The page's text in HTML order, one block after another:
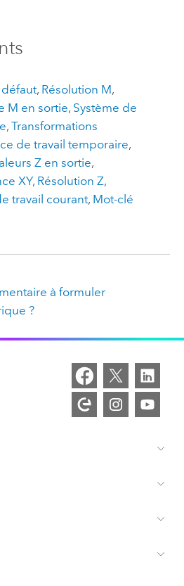
, Résolution M,
M en sortie, Système de
, Transformations
de travail temporaire,
Z en sortie,
XY, Résolution Z,
travail courant, Mot-clé
à formuler
?